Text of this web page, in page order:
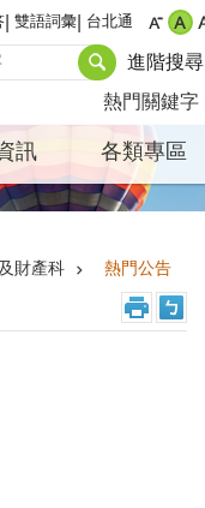
雙語詞彙 台北通
進階搜尋
熱門關鍵字
訊 各類專區
財產科 熱門公告